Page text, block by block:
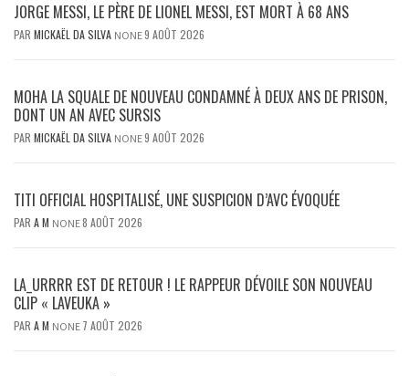
JORGE MESSI, LE PÈRE DE LIONEL MESSI, EST MORT À 68 ANS
PAR MICKAËL DA SILVA NONE9 AOÛT 2026
MOHA LA SQUALE DE NOUVEAU CONDAMNÉ À DEUX ANS DE PRISON,
DONT UN AN AVEC SURSIS
PAR MICKAËL DA SILVA NONE9 AOÛT 2026
TITI OFFICIAL HOSPITALISÉ, UNE SUSPICION D’AVC ÉVOQUÉE
PAR A M NONE8 AOÛT 2026
LA_URRRR EST DE RETOUR ! LE RAPPEUR DÉVOILE SON NOUVEAU
CLIP « LAVEUKA »
PAR A M NONE 7 AOÛT 2026